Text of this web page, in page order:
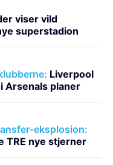
viser vild
superstadion
Liverpool
Arsenals planer
eksplosion:
TRE nye stjerner